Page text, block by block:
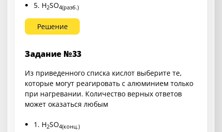
5. H2SO4(разб.)
Решение
Задание №33
Из приведенного списка кислот выберите те,
которые могут реагировать с алюминием только
при нагревании. Количество верных ответов
может оказаться любым
1. H2SO4(конц.)